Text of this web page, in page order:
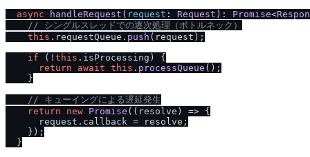
async
handleRequest ( request : Request ): Promise<
// シングルスレッドでの逐次処理（ボトルネック）
this . requestQueue . push (request);
if (! this . isProcessing ) {
return
await this . processQueue ();
    }
// キューイングによる遅延発生
return
new Promise ( ( resolve ) => {
      request.
callback = resolve;
    });
  }